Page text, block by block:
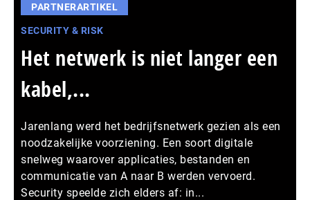
PARTNERARTIKEL
SECURITY & RISK
Het netwerk is niet langer een
kabel,...
Jarenlang werd het bedrijfsnetwerk gezien als een
noodzakelijke voorziening. Een soort digitale
snelweg waarover applicaties, bestanden en
communicatie van A naar B werden vervoerd.
Security speelde zich elders af: in...